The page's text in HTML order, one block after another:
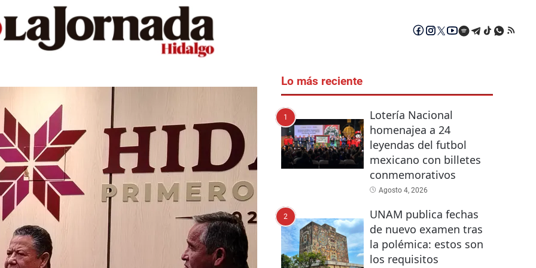
Lo más reciente
1
Lotería Nacional
homenajea a 24
leyendas del futbol
mexicano con billetes
conmemorativos
Agosto 4, 2026
2
UNAM publica fechas
de nuevo examen tras
la polémica: estos son
los requisitos